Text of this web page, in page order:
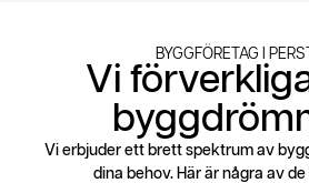
BYGGFÖRETAG I
Vi
Vi erbjuder ett brett spektrum av
dina behov. Här är några av